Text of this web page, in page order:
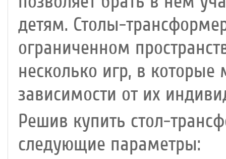
детям. Столы-
ограниченном
несколько игр, в
зависимости от их
Решив купить стол-
следующие параметры: